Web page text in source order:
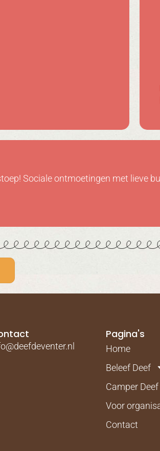
Sociale ontmoetingen met lieve
Pagina's
Home
Beleef Deef
Camper Deef
Voor
Contact